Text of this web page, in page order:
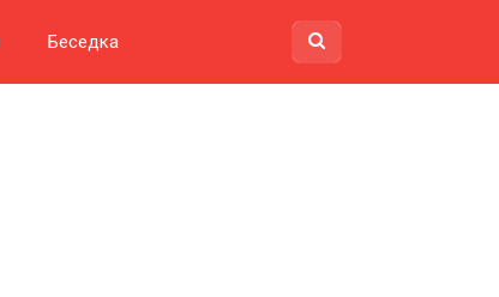
Беседка